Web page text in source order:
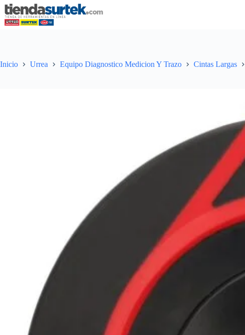
Saltar
al
contenido
Inicio Urrea Equipo Diagnostico Medicion Y Trazo Cintas Largas